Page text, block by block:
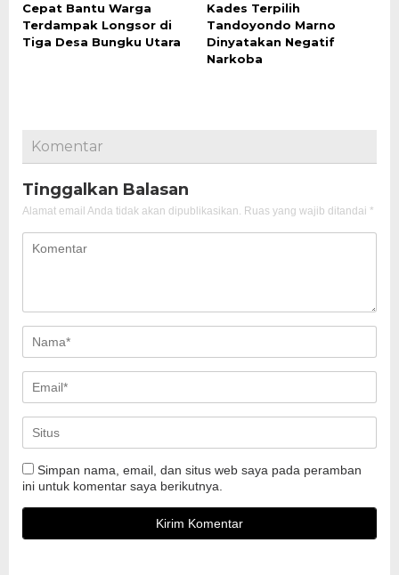
Cepat Bantu Warga
Terdampak Longsor di
Tiga Desa Bungku Utara
Kades Terpilih
Tandoyondo Marno
Dinyatakan Negatif
Narkoba
Komentar
Tinggalkan Balasan
Alamat email Anda tidak akan dipublikasikan. Ruas yang wajib ditandai *
Simpan nama, email, dan situs web saya pada peramban
ini untuk komentar saya berikutnya.